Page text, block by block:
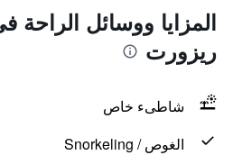
المزايا ووسائل الراحة
ريزورت
شاطىء خاص
الغوص / Snorkeling